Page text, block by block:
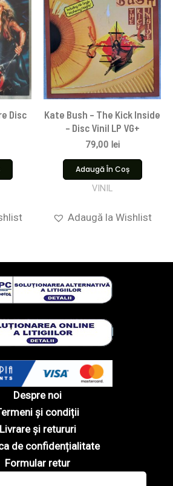
Disc
Kate Bush – The Kick Inside
– Disc Vinil LP VG+
79,00 lei
Adaugă În Coș
VINIL
Adaugă la Wishlist
Despre noi
și condiții
Livrare și retururi
de confidențialitate
Formular retur